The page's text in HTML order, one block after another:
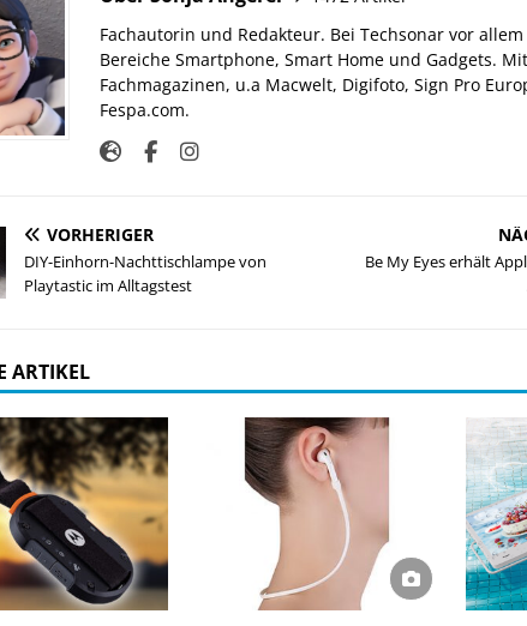
Fachautorin und Redakteur. Bei Techsonar vor
Bereiche Smartphone, Smart Home und Gadgets.
Fachmagazinen, u.a Macwelt, Digifoto, Sign Pro
Fespa.com.
VORHERIGER
DIY-Einhorn-Nachttischlampe von
Playtastic im Alltagstest
Be My Eyes erhält
ARTIKEL